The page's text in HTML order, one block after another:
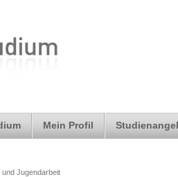
Mein Profil
und Jugendarbeit